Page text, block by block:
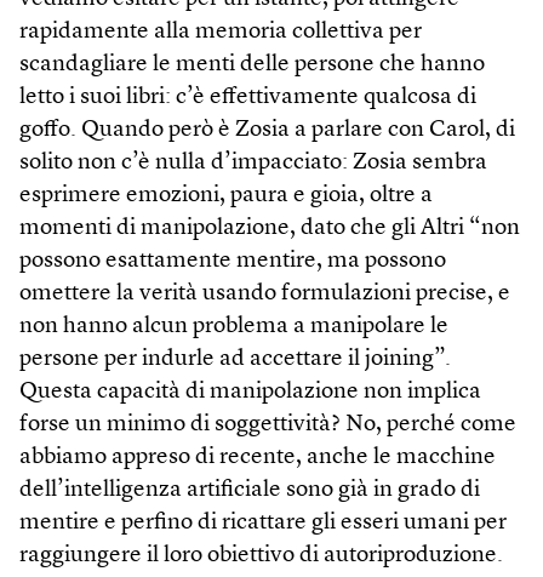
rapidamente alla memoria collettiva per
scandagliare le menti delle persone che hanno
letto i suoi libri: c’è effettivamente qualcosa di
goffo. Quando però è Zosia a parlare con Carol, di
solito non c’è nulla d’impacciato: Zosia sembra
esprimere emozioni, paura e gioia, oltre a
momenti di manipolazione, dato che gli Altri “non
possono esattamente mentire, ma possono
omettere la verità usando formulazioni precise, e
non hanno alcun problema a manipolare le
persone per indurle ad accettare il joining”.
Questa capacità di manipolazione non implica
forse un minimo di soggettività? No, perché come
abbiamo appreso di recente, anche le macchine
dell’intelligenza artificiale sono già in grado di
mentire e perfino di ricattare gli esseri umani per
raggiungere il loro obiettivo di autoriproduzione.